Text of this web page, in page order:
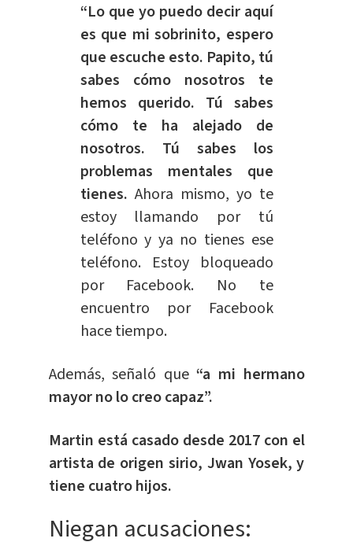
“Lo que yo puedo decir aquí
es que mi sobrinito, espero
que escuche esto. Papito, tú
sabes cómo nosotros te
hemos querido. Tú sabes
cómo te ha alejado de
nosotros. Tú sabes los
problemas mentales que
tienes. Ahora mismo, yo te
estoy llamando por tú
teléfono y ya no tienes ese
teléfono. Estoy bloqueado
por Facebook. No te
encuentro por Facebook
hace tiempo.
Además, señaló que“a mi hermano
mayor no lo creo capaz”.
Martin está casado desde 2017 con el
artista de origen sirio, Jwan Yosek, y
tiene cuatro hijos.
Niegan acusaciones: